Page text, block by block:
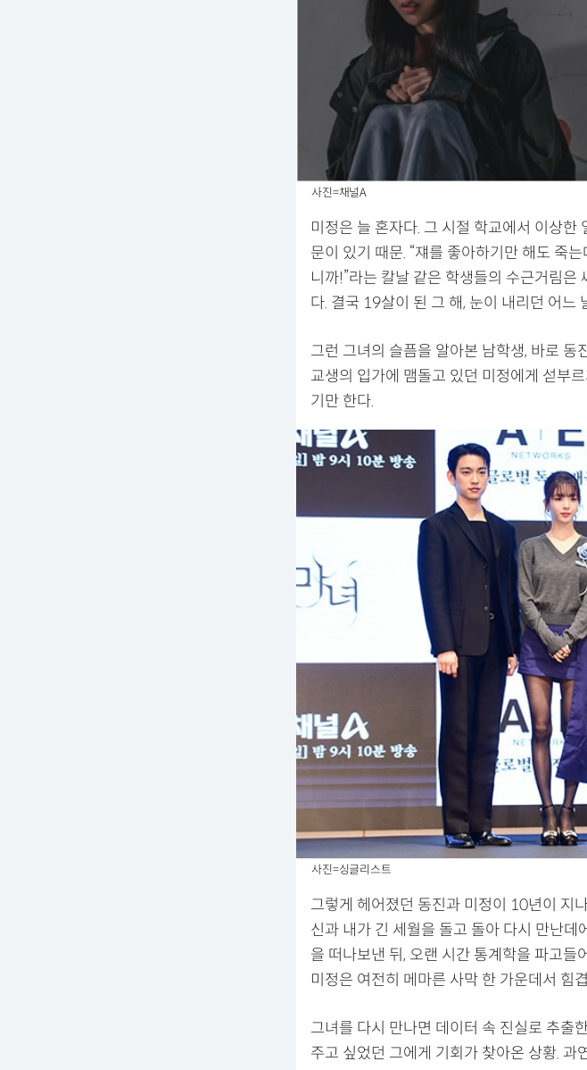
사진=채널A
미정은 늘 혼자다. 그 시절 학교에서 이상
문이 있기 때문. “쟤를 좋아하기만 해도 죽
니까!”라는 칼날 같은 학생들의 수근거림
다. 결국 19살이 된 그 해, 눈이 내리던 어느
그런 그녀의 슬픔을 알아본 남학생, 바로 동
교생의 입가에 맴돌고 있던 미정에게 섣부
기만 한다.
사진=싱글리스트
그렇게 헤어졌던 동진과 미정이 10년이 지
신과 내가 긴 세월을 돌고 돌아 다시 만난데
을 떠나보낸 뒤, 오랜 시간 통계학을 파고들
미정은 여전히 메마른 사막 한 가운데서 힘
그녀를 다시 만나면 데이터 속 진실로 추출
주고 싶었던 그에게 기회가 찾아온 상황.